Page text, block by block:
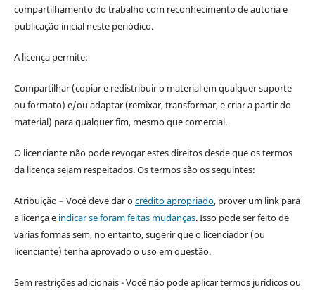
compartilhamento do trabalho com reconhecimento de autoria e
publicação inicial neste periódico.
A licença permite:
Compartilhar (copiar e redistribuir o material em qualquer suporte
ou formato) e/ou adaptar (remixar, transformar, e criar a partir do
material) para qualquer fim, mesmo que comercial.
O licenciante não pode revogar estes direitos desde que os termos
da licença sejam respeitados. Os termos são os seguintes:
Atribuição – Você deve dar ocrédito apropriado, prover um link para
a licença e indicar se foram feitas mudanças. Isso pode ser feito de
várias formas sem, no entanto, sugerir que o licenciador (ou
licenciante) tenha aprovado o uso em questão.
Sem restrições adicionais - Você não pode aplicar termos jurídicos ou